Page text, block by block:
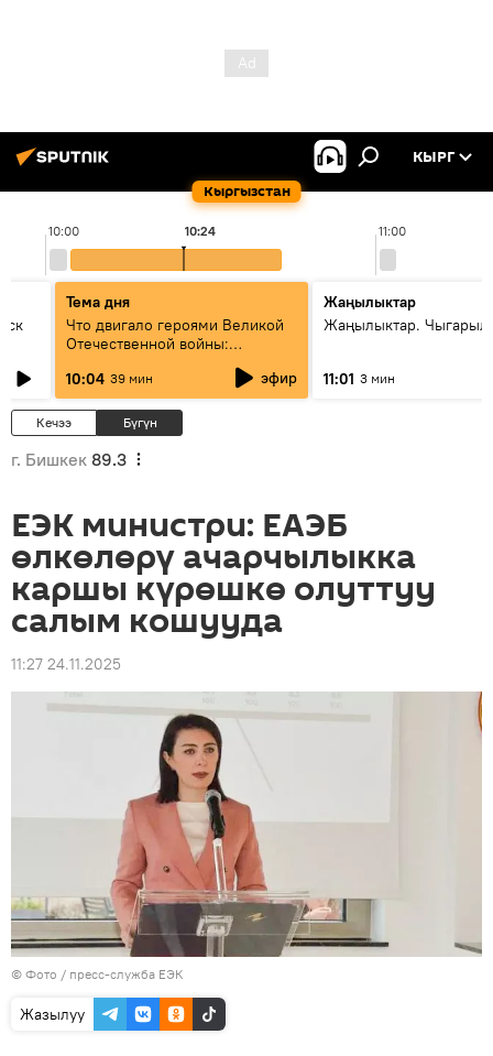
Кыргызстан
КЫРГ
10:00 11:00
10:24
Тема дня
Что двигало героями Великой
Отечественной войны:
Тулебердиева
10:04 39 мин эфир
Жаңылыктар
Жаңылыктар.
11:01 3 мин
Кечээ Бүгүн
г. Бишкек 89.3
ЕЭК министри: ЕАЭБ
өлкөлөрү ачарчылыкка
каршы күрөшкө олуттуу
салым кошууда
11:27 24.11.2025
© Фото / пресс-служба ЕЭК
Жазылуу